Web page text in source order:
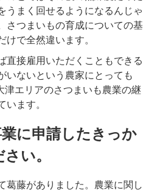
うまく回せるようになるんじゃ
さつまいもの育成についての基
けで全然違います。
直接雇用いただくこともできる
いないという農家にとっても
津エリアのさつまいも農業の継
います。
に申請したきっか
い。
葛藤がありました。農業に関し